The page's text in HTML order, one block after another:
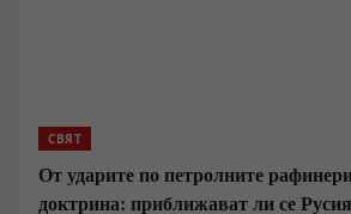
СВЯТ
От ударите по петролните
доктрина: приближават ли се